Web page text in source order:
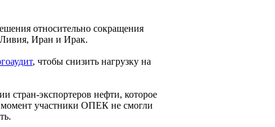
относительно сокращения
Ливия, Иран и Ирак.
, чтобы снизить нагрузку на
стран-экспортеров нефти, которое
момент участники ОПЕК не смогли